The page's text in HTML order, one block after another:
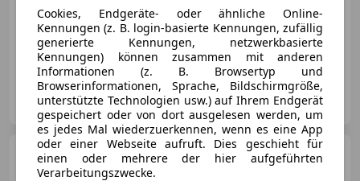
08/2013 265 000 km Diesel 280 kW (381 PS)
Privat
AT-4910 Ried im Innkreis
BMW M550M550 i xDrive
*VOLLAUSSTATTUNG*
Cookies, Endgeräte- oder ähnliche Online-
Kennungen (z. B. login-basierte Kennungen, zufällig
generierte Kennungen, netzwerkbasierte
Kennungen) können zusammen mit anderen
Informationen (z. B. Browsertyp und
Browserinformationen, Sprache, Bildschirmgröße,
unterstützte Technologien usw.) auf Ihrem Endgerät
gespeichert oder von dort ausgelesen werden, um
es jedes Mal wiederzuerkennen, wenn es eine App
oder einer Webseite aufruft. Dies geschieht für
einen oder mehrere der hier aufgeführten
Verarbeitungszwecke.